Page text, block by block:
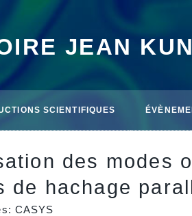
JEAN
SCIENTIFIQUES
des modes
de hachage
CASYS